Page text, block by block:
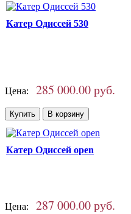
Катер Одиссей 530
Цена: 285 000.00 руб.
Катер Одиссей open
Цена: 287 000.00 руб.